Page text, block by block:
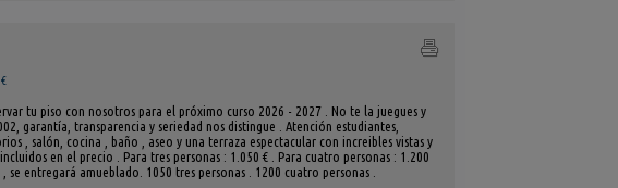
tu piso con nosotros para el próximo curso 2026 - 2027 . No te la juegues y
garantía, transparencia y seriedad nos distingue . Atención estudiantes,
, salón, cocina , baño , aseo y una terraza espectacular con increibles vistas y
en el precio . Para tres personas : 1.050 € . Para cuatro personas : 1.200
entregará amueblado. 1050 tres personas . 1200 cuatro personas .